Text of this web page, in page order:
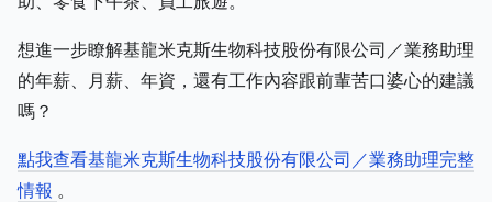
想進一步瞭解基龍米克斯生物科技股份有限公司／業務助理
的年薪、月薪、年資，還有工作內容跟前輩苦口婆心的建議
嗎？
點我查看基龍米克斯生物科技股份有限公司／業務助理完整
情報 。